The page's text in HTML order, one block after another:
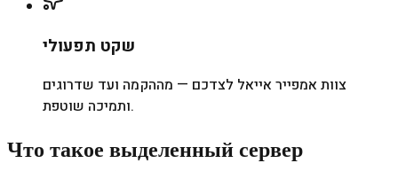
שקט תפעולי
צוות אמפייר אייאל לצדכם — מההקמה ועד שדרוגים
ותמיכה שוטפת.
Что такое выделенный сервер